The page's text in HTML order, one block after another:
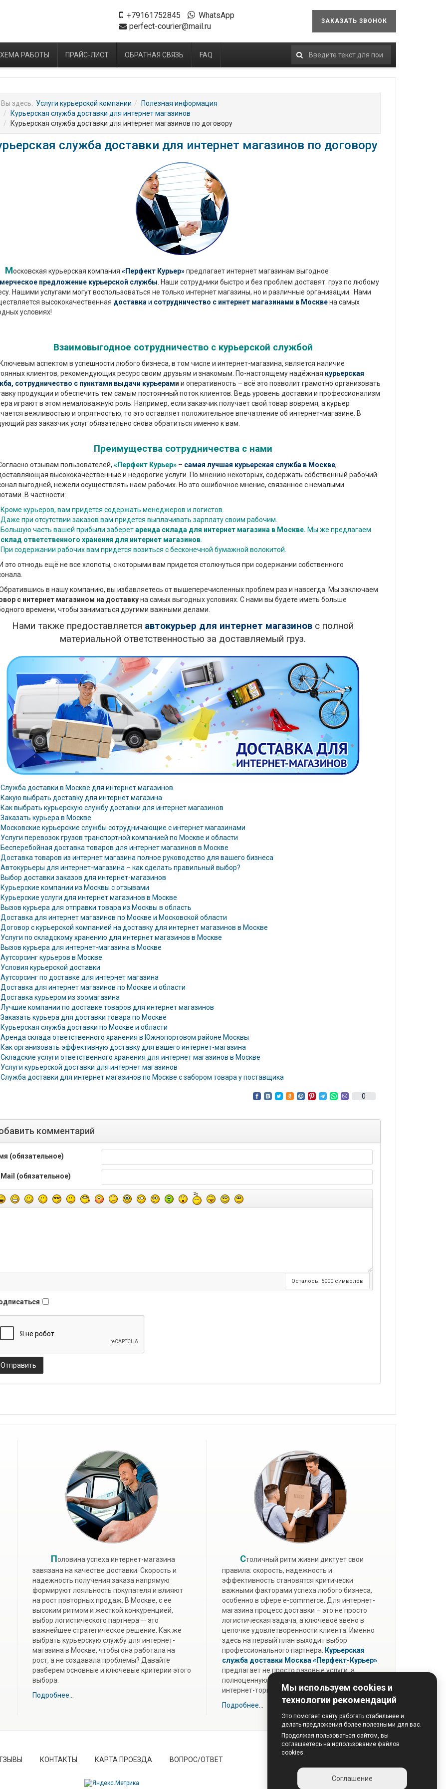
+79161752845
WhatsApp
perfect-courier@mail.ru
ЗАКАЗАТЬ ЗВОНОК
РАБОТЫ ПРАЙС-ЛИСТ ОБРАТНАЯ СВЯЗЬ FAQ Искать...
Вы здесь: Услуги курьерской компании
Полезная информация
Курьерская служба доставки для интернет магазинов
Курьерская служба доставки для интернет магазинов по договору
служба доставки для интернет магазинов по договору
Московская курьерская компания «Перфект Курьер»предлагает интернет магазинам выгодное
предложение курьерской службы . Наши сотрудники быстро и без проблем доставят груз по любому
Нашими услугами могут воспользоваться не только интернет магазины, но и различные организации. Нами
высококачественная доставка и сотрудничество с интернет магазинами в Москвена самых
условиях!
Взаимовыгодное сотрудничество с курьерской службой
аспектом в успешности любого бизнеса, в том числе и интернет-магазина, является наличие
клиентов, рекомендующих ресурс своим друзьям и знакомым. По-настоящему надёжная курьерская
сотрудничество с пунктами выдачи курьерами и оперативность – всё это позволит грамотно организовать
продукции и обеспечить тем самым постоянный поток клиентов. Ведь уровень доставки и профессионализм
играют в этом немаловажную роль. Например, если заказчик получает свой товар вовремя, а курьер
вежливостью и опрятностью, то это оставляет положительное впечатление об интернет-магазине. В
раз заказчик услуг обязательно снова обратиться именно к вам.
Преимущества сотрудничества с нами
отзывам пользователей, «Перфект Курьер»– самая лучшая курьерская служба в Москве,
высококачественные и недорогие услуги. По мнению некоторых, содержать собственный рабочий
выгодней, нежели осуществлять наем рабочих. Но это ошибочное мнение, связанное с немалыми
В частности:
Кроме курьеров, вам придется содержать менеджеров и логистов.
Даже при отсутствии заказов вам придется выплачивать зарплату своим рабочим.
Большую часть вашей прибыли заберетаренда склада для интернет магазина в Москве. Мы же предлагаем
склад ответственного хранения для интернет магазинов.
При содержании рабочих вам придется возиться с бесконечной бумажной волокитой.
отнюдь ещё не все хлопоты, с которыми вам придется столкнуться при содержании собственного
в нашу компанию, вы избавляетесь от вышеперечисленных проблем раз и навсегда. Мы заключаем
с интернет магазином на доставкуна самых выгодных условиях. С нами вы будете иметь больше
времени, чтобы заниматься другими важными делами.
Нами также предоставляется автокурьер для интернет магазинов с полной
материальной ответственностью за доставляемый груз.
Служба доставки в Москве для интернет магазинов
Какую выбрать доставку для интернет магазина
Как выбрать курьерскую службу доставки для интернет магазинов
Заказать курьера в Москве
Московские курьерские службы сотрудничающие с интернет магазинами
Услуги перевозок грузов транспортной компанией по Москве и области
Бесперебойная доставка товаров для интернет магазинов в Москве
Доставка товаров из интернет магазина полное руководство для вашего бизнеса
Автокурьеры для интернет-магазина – как сделать правильный выбор?
Выбор доставки заказов для интернет-магазинов
Курьерские компании из Москвы с отзывами
Курьерские услуги для интернет магазинов в Москве
Вызов курьера для отправки товара из Москвы в область
Доставка для интернет магазинов по Москве и Московской области
Договор с курьерской компанией на доставку для интернет магазинов в Москве
Услуги по складскому хранению для интернет магазинов в Москве
Вызов курьера для интернет-магазина в Москве
Аутсорсинг курьеров в Москве
Условия курьерской доставки
Аутсорсинг по доставке для интернет магазина
Доставка для интернет магазинов по Москве и области
Доставка курьером из зоомагазина
Лучшие компании по доставке товаров для интернет магазинов
Заказать курьера для доставки товара по Москве
Курьерская служба доставки по Москве и области
Аренда склада ответственного хранения в Южнопортовом районе Москвы
Как организовать эффективную доставку для вашего интернет-магазина
Складские услуги ответственного хранения для интернет магазинов в Москве
Услуги курьерской доставки для интернет магазинов
Служба доставки для интернет магазинов по Москве с забором товара у поставщика
0
комментарий
(обязательное)
Mail (обязательное)
Осталось: 5000 символов
Отправить
Мы используем cookies и
технологии рекомендаций
Это помогает сайту работать стабильнее и
делать предложения более полезными для вас.
Продолжая пользоваться сайтом, вы
соглашаетесь на использование файлов
cookies.
Соглашение
Половина успеха интернет-магазина
завязана на качестве доставки. Скорость и
надежность получения заказа напрямую
формируют лояльность покупателя и влияют
на рост повторных продаж. В Москве, с ее
высоким ритмом и жесткой конкуренцией,
выбор логистического партнера — это
важнейшее стратегическое решение. Как же
выбрать курьерскую службу для интернет-
магазина в Москве, чтобы она работала на
рост, а не создавала проблемы? Давайте
разберем основные и ключевые критерии этого
выбора.
Подробнее...
Столичный ритм жизни диктует свои
правила: скорость, надежность и
эффективность становятся критически
важными факторами успеха любого бизнеса,
особенно в сфере e-commerce. Для интернет-
магазина процесс доставки – это не просто
логистическая задача, а ключевое звено в
цепочке удовлетворенности клиента. Именно
здесь на первый план выходит выбор
профессионального партнера.
Курьерская
служба доставки Москва «Перфект-Курьер»
предлагает не просто разовые услуги, а
полноценную экосистему для развития вашей
интернет-торговли.
Подробнее...
КОНТАКТЫ КАРТА ПРОЕЗДА ВОПРОС/ОТВЕТ